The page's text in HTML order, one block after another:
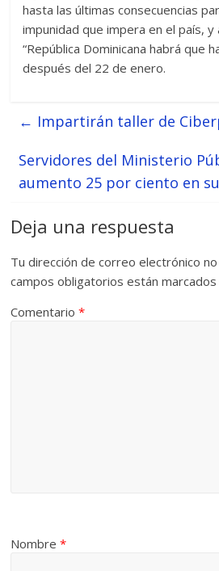
hasta las últimas consecuencias
impunidad que impera en el país,
“República Dominicana habrá que
después del 22 de enero.
← Impartirán taller de
Servidores del Ministerio
aumento 25 por ciento en
Deja una respuesta
Tu dirección de correo electrónico
campos obligatorios están
Comentario*
Nombre*